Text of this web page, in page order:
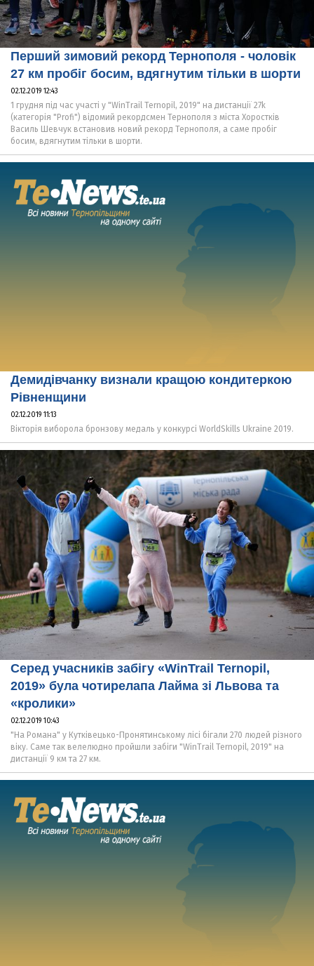
Перший зимовий рекорд Тернополя - чоловік
27 км пробіг босим, вдягнутим тільки в шорти
02.12.2019 12:43
1 грудня під час участі у "WinTrail Ternopil, 2019" на дистанції 27k
(категорія "Profi") відомий рекордсмен Тернополя з міста Хоростків
Василь Шевчук встановив новий рекорд Тернополя, а саме пробіг
босим, вдягнутим тільки в шорти.
Демидівчанку визнали кращою кондитеркою
Рівненщини
02.12.2019 11:13
Вікторія виборола бронзову медаль у конкурсі WorldSkills Ukraine 2019.
Серед учасників забігу «WinTrail Ternopil,
2019» була чотирелапа Лайма зі Львова та
«кролики»
02.12.2019 10:43
"На Романа" у Кутківецько-Пронятинському лісі бігали 270 людей різного
віку. Саме так велелюдно пройшли забіги "WinTrail Ternopil, 2019" на
дистанції 9 км та 27 км.